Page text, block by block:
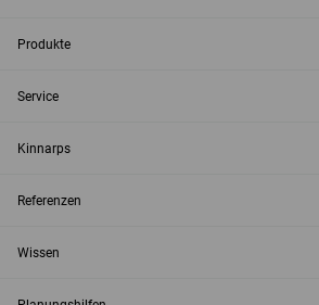
Produkte
Service
Kinnarps
Referenzen
Wissen